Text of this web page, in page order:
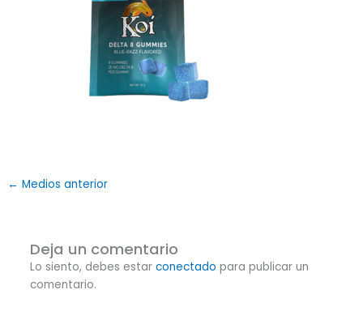
← Medios anterior
Deja un comentario
Lo siento, debes estar conectado para publicar un
comentario.